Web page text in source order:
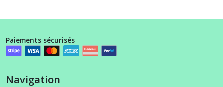
Paiements sécurisés
Navigation